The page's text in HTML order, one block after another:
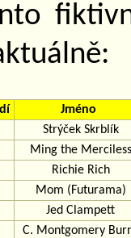
Jméno
Strýček Skrblík
Ming the Merciless
Richie Rich
Mom (Futurama)
Jed Clampett
C. Montgomery